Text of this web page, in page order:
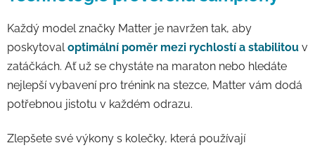
Každý model značky Matter je navržen tak, aby
poskytovaloptimální poměr mezi rychlostí a stabilitou v
zatáčkách. Ať už se chystáte na maraton nebo hledáte
nejlepší vybavení pro trénink na stezce, Matter vám dodá
potřebnou jistotu v každém odrazu.
Zlepšete své výkony s kolečky, která používají